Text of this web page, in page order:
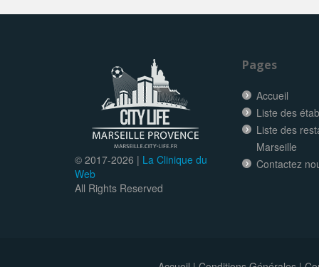
© 2017-2026 | La Clinique du
Web
All Rights Reserved
Pages
Accueil
Liste des
Liste des
Marseille
Contactez